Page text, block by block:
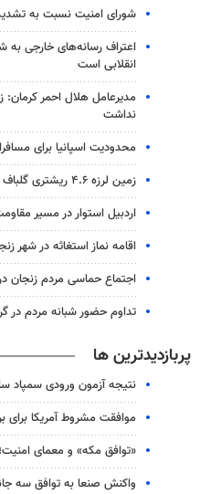
شورای امنیت نسبت به
اعتراف رسانه‌های خارجی
انقلابی است
نداشت
محدودیت اسپانیا برای
زمین لرزه ۴.۶ ریشتری گلباف کرمان را لرزاند
اردبیل استوار در مسیر
اقامه نماز استغاثه در شهر
اجتماع حماسی مردم
تداوم حضور شبانه مردم در
پربازدیدترین ها
نتیجه آزمون ورودی سمپاد سال ۱۴۰۵
موافقت مشروط آمریکا برای
«توافق مکه» و معمای
واکنش صنعا به توافق سه